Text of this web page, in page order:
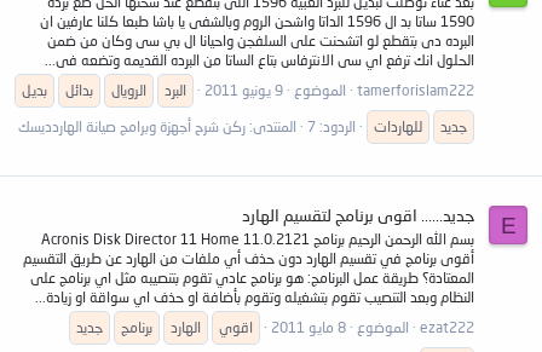
1590 ساتا بد ال 1596 الداتا واشحن الروم وبالشفى يا باشا طبعا كلنا عارفين ان
البرده دى بتقطع لو اتشحنت على السلفجن واحيانا ال بي سى وكان من ضمن
الحلول انك ترفع اي سى الانترفاس بتاع الساتا من البرده القديمه وتضعه فى...
tamerforislam222
الموضوع 9 يونيو 2011 البرد الرويال بدائل
بديل
جديد
للهاردات الردود: 7 المنتدى: ركن شرح أجهزة وبرامج صيانة الهاردديسك
E جديد...... اقوى برنامج لتقسيم الهارد
بسم الله الرحمن الرحيم برنامج Acronis Disk Director 11 Home 11.0.2121
أقوى برنامج في تقسيم الهارد دون حذف أي ملفات من الهارد عن طريق التقسيم
المعتادة؟ طريقة عمل البرنامج: هو برنامج عادي تقوم بتنصيبه مثل اي برنامج على
النظام وبعد التنصيب تقوم بتشغيله وتقوم بأضافة او حذف اي سواقة او زيادة...
ezat222
الموضوع 8 مايو 2011 اقوي الهارد برنامج
جديد